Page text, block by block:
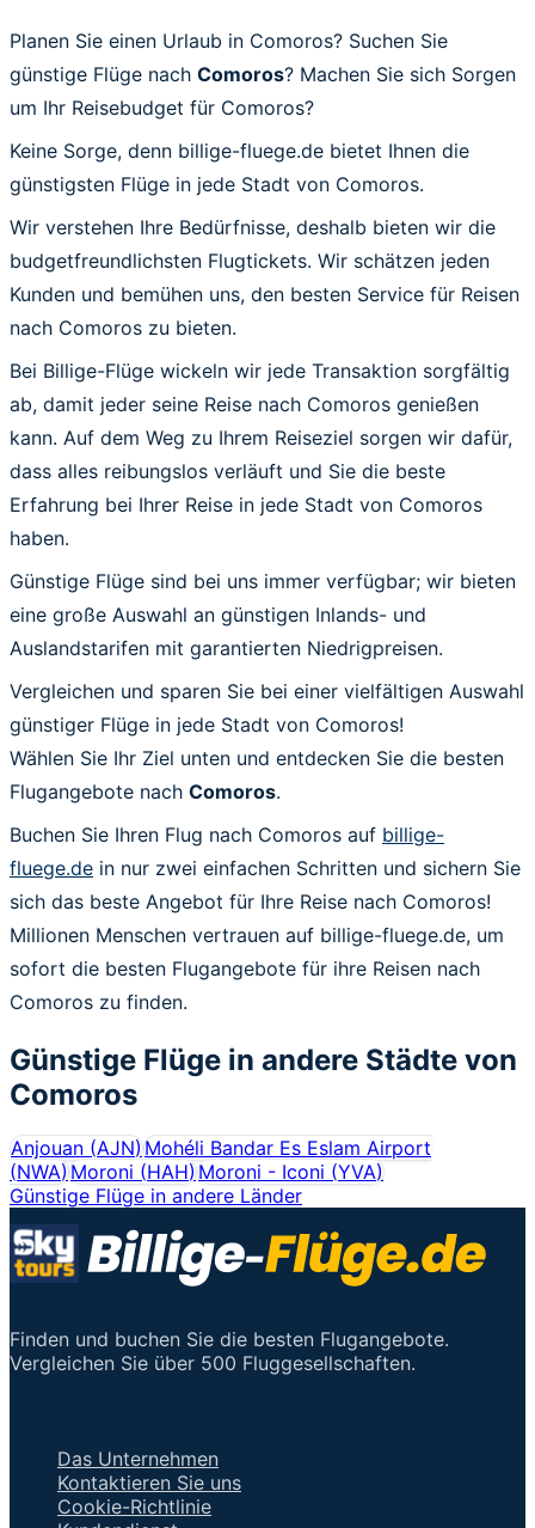
Planen Sie einen Urlaub in Comoros? Suchen Sie
günstige Flüge nach Comoros? Machen Sie sich Sorgen
um Ihr Reisebudget für Comoros?
Keine Sorge, denn billige-fluege.de bietet Ihnen die
günstigsten Flüge in jede Stadt von Comoros.
Wir verstehen Ihre Bedürfnisse, deshalb bieten wir die
budgetfreundlichsten Flugtickets. Wir schätzen jeden
Kunden und bemühen uns, den besten Service für Reisen
nach Comoros zu bieten.
Bei Billige-Flüge wickeln wir jede Transaktion sorgfältig
ab, damit jeder seine Reise nach Comoros genießen
kann. Auf dem Weg zu Ihrem Reiseziel sorgen wir dafür,
dass alles reibungslos verläuft und Sie die beste
Erfahrung bei Ihrer Reise in jede Stadt von Comoros
haben.
Günstige Flüge sind bei uns immer verfügbar; wir bieten
eine große Auswahl an günstigen Inlands- und
Auslandstarifen mit garantierten Niedrigpreisen.
Vergleichen und sparen Sie bei einer vielfältigen Auswahl
günstiger Flüge in jede Stadt von Comoros!
Wählen Sie Ihr Ziel unten und entdecken Sie die besten
Flugangebote nach Comoros.
Buchen Sie Ihren Flug nach Comoros auf billige-
fluege.de in nur zwei einfachen Schritten und sichern Sie
sich das beste Angebot für Ihre Reise nach Comoros!
Millionen Menschen vertrauen auf billige-fluege.de, um
sofort die besten Flugangebote für ihre Reisen nach
Comoros zu finden.
Günstige Flüge in andere Städte von
Comoros
Anjouan (AJN)Mohéli Bandar Es Eslam Airport
(NWA)Moroni (HAH) Moroni - Iconi (YVA)
Günstige Flüge in andere Länder
Finden und buchen Sie die besten Flugangebote.
Vergleichen Sie über 500 Fluggesellschaften.
Das Unternehmen
Kontaktieren Sie uns
Cookie-Richtlinie